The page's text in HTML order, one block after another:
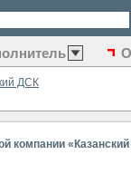
ДСК
компании «Казанский